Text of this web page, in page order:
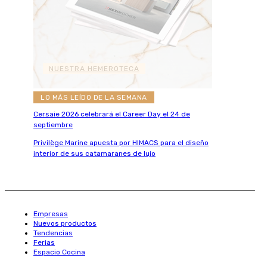
NUESTRA HEMEROTECA
LO MÁS LEÍDO DE LA SEMANA
Cersaie 2026 celebrará el Career Day el 24 de
septiembre
Privilège Marine apuesta por HIMACS para el diseño
interior de sus catamaranes de lujo
Empresas
Nuevos productos
Tendencias
Ferias
Espacio Cocina